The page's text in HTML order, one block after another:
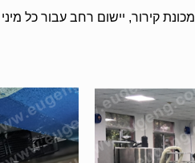
מכונת קירור, יישום רחב עבור כל